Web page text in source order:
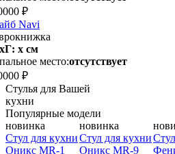
₽
Navi
х см
место:отсутствует
₽
Стулья для Вашей
кухни
Популярные модели
новинка
Стул для кухни
Оникс MR-1
новинка
Стул для кухни
Оникс MR-9